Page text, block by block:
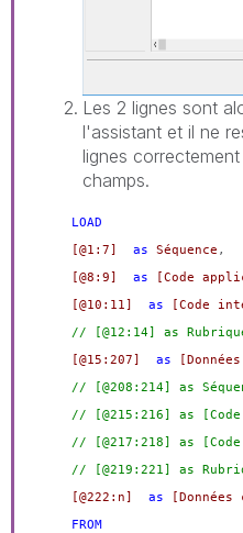
Les 2 lignes sont
l'assistant et il ne
lignes
champs.
LOAD
[@1:7]
as Séquence ,
[@8:9]
as [Code
[@10:11]
as [Code
// [@12:14] as
[@15:207]
as
// [@208:214] as
// [@215:216] as
// [@217:218] as
// [@219:221] as
[@222:n]
as
FROM